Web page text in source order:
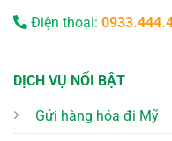
Điện thoại:
DỊCH VỤ NỔI BẬT
Gửi hàng hóa đi Mỹ